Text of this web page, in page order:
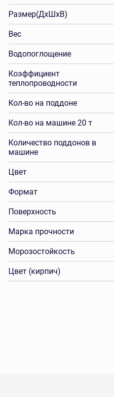
Размер(ДхШхВ)
Вес
Водопоглощение
Коэффициент
теплопроводности
Кол-во на поддоне
Кол-во на машине 20 т
Количество поддонов в
машине
Цвет
Формат
Поверхность
Марка прочности
Морозостойкость
Цвет (кирпич)